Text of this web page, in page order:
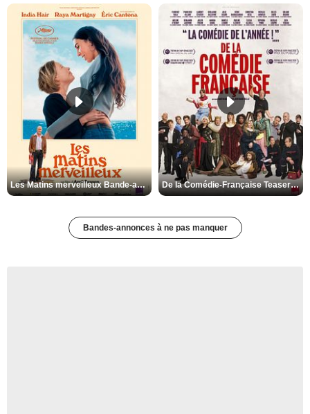
Les Matins merveilleux Bande-annonce VF De la Comédie-Française Teaser VF
Bandes-annonces à ne pas manquer